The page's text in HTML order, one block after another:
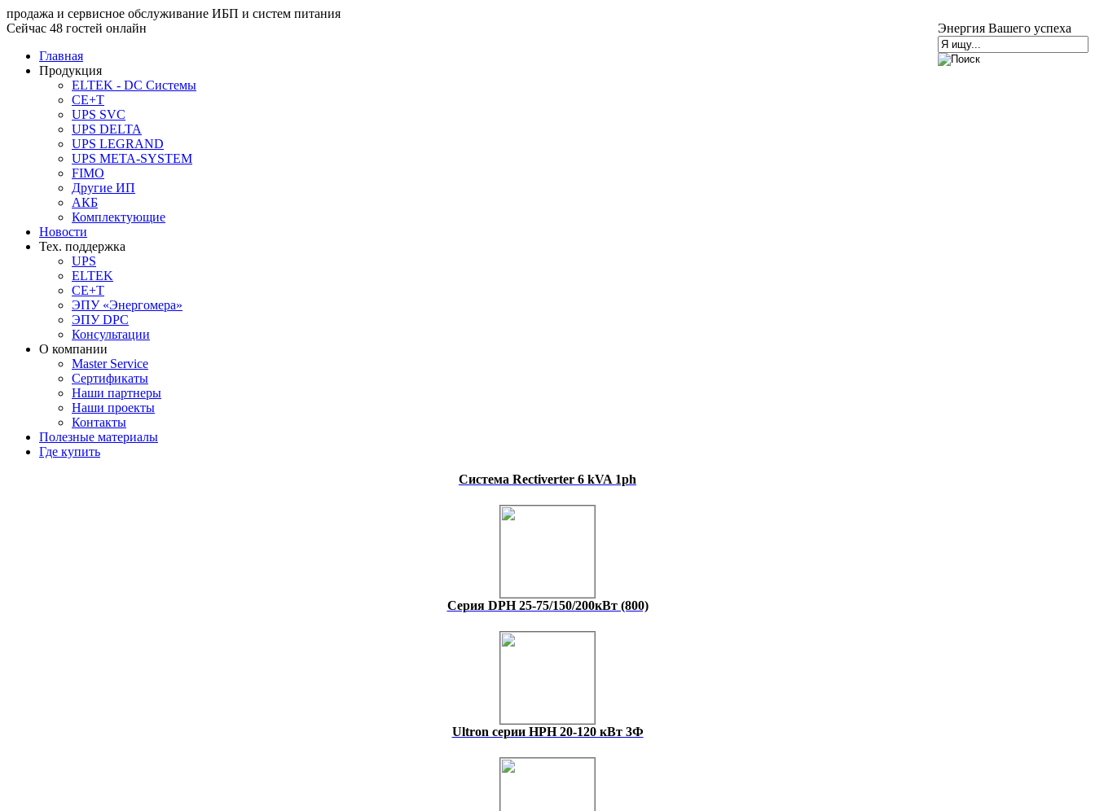
продажа и сервисное обслуживание ИБП и систем питания
Энергия Вашего успеха
Сейчас 48 гостей онлайн
Главная
Продукция
ELTEK - DC Системы
CE+T
UPS SVC
UPS DELTA
UPS LEGRAND
UPS META-SYSTEM
FIMO
Другие ИП
АКБ
Комплектующие
Новости
Тех. поддержка
UPS
ELTEK
CE+T
ЭПУ «Энергомера»
ЭПУ DPC
Консультации
О компании
Master Service
Сертификаты
Наши партнеры
Наши проекты
Контакты
Полезные материалы
Где купить
Система Rectiverter 6 kVA 1ph
Серия DPH 25-75/150/200кВт (800)
Ultron серии HPH 20-120 кВт 3Ф